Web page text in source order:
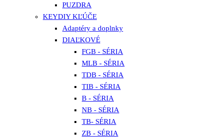
PUZDRA
KEYDIY KĽÚČE
Adaptéry a doplnky
DIAĽKOVÉ
FGB - SÉRIA
MLB - SÉRIA
TDB - SÉRIA
TIB - SÉRIA
B - SÉRIA
NB - SÉRIA
TB- SÉRIA
ZB - SÉRIA